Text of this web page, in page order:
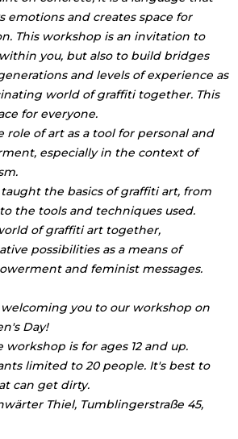
emotions and creates space for
This workshop is an invitation to
you, but also to build bridges
and levels of experience as
world of graffiti together. This
for everyone.
role of art as a tool for personal and
especially in the context of
the basics of graffiti art, from
the tools and techniques used.
of graffiti art together,
possibilities as a means of
and feminist messages.
you to our workshop on
Day!
workshop is for ages 12 and up.
limited to 20 people. It's best to
can get dirty.
Thiel, Tumblingerstraße 45,